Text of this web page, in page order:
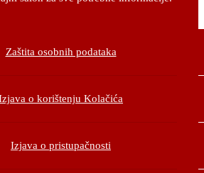
Zaštita osobnih podataka
o korištenju Kolačića
Izjava o pristupačnosti